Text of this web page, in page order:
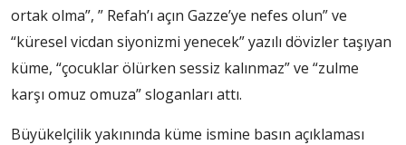
ortak olma”, ” Refah’ı açın Gazze’ye nefes olun” ve
“küresel vicdan siyonizmi yenecek” yazılı dövizler taşıyan
küme, “çocuklar ölürken sessiz kalınmaz” ve “zulme
karşı omuz omuza” sloganları attı.
Büyükelçilik yakınında küme ismine basın açıklaması